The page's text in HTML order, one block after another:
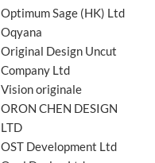
Optimum Sage (HK) Ltd
Oqyana
Original Design Uncut
Company Ltd
Vision originale
ORON CHEN DESIGN
LTD
OST Development Ltd